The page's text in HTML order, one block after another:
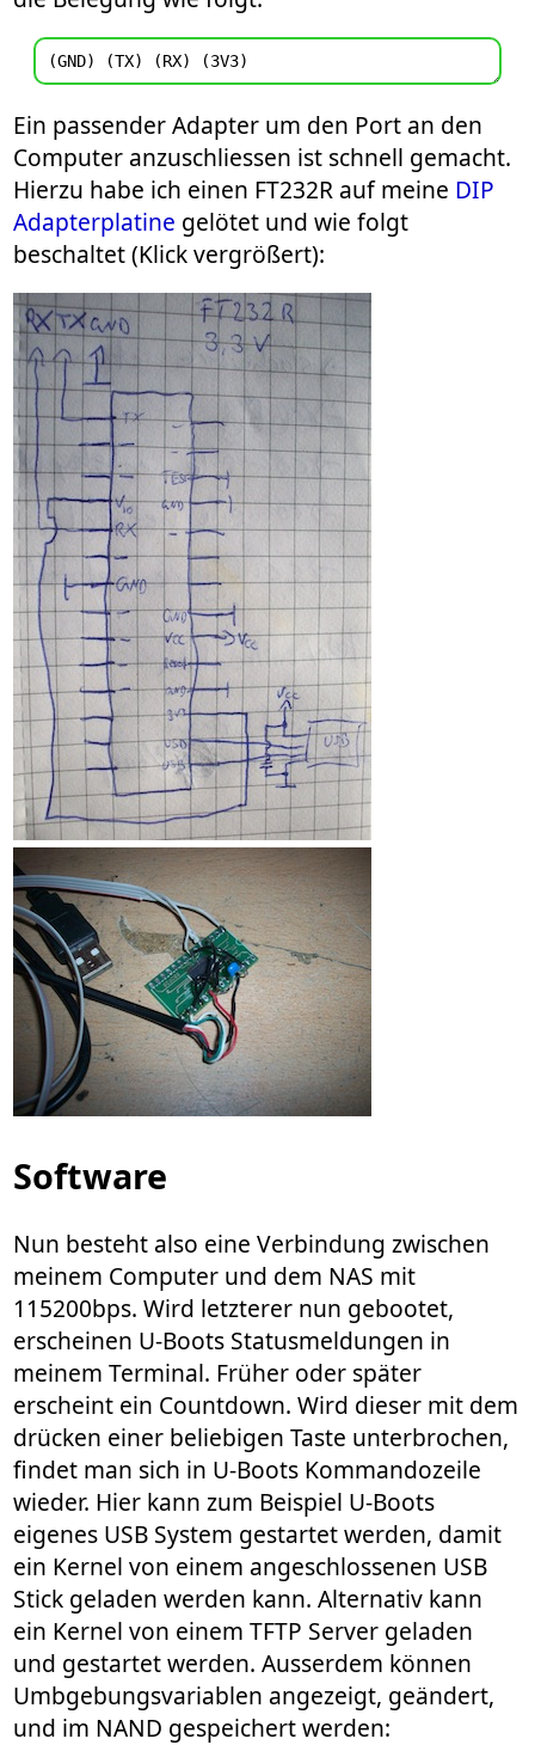
Ein passender Adapter um den Port an den
Computer anzuschliessen ist schnell gemacht.
Hierzu habe ich einen FT232R auf meine DIP
Adapterplatine gelötet und wie folgt
beschaltet (Klick vergrößert):
Software
Nun besteht also eine Verbindung zwischen
meinem Computer und dem NAS mit
115200bps. Wird letzterer nun gebootet,
erscheinen U-Boots Statusmeldungen in
meinem Terminal. Früher oder später
erscheint ein Countdown. Wird dieser mit dem
drücken einer beliebigen Taste unterbrochen,
findet man sich in U-Boots Kommandozeile
wieder. Hier kann zum Beispiel U-Boots
eigenes USB System gestartet werden, damit
ein Kernel von einem angeschlossenen USB
Stick geladen werden kann. Alternativ kann
ein Kernel von einem TFTP Server geladen
und gestartet werden. Ausserdem können
Umbgebungsvariablen angezeigt, geändert,
und im NAND gespeichert werden: